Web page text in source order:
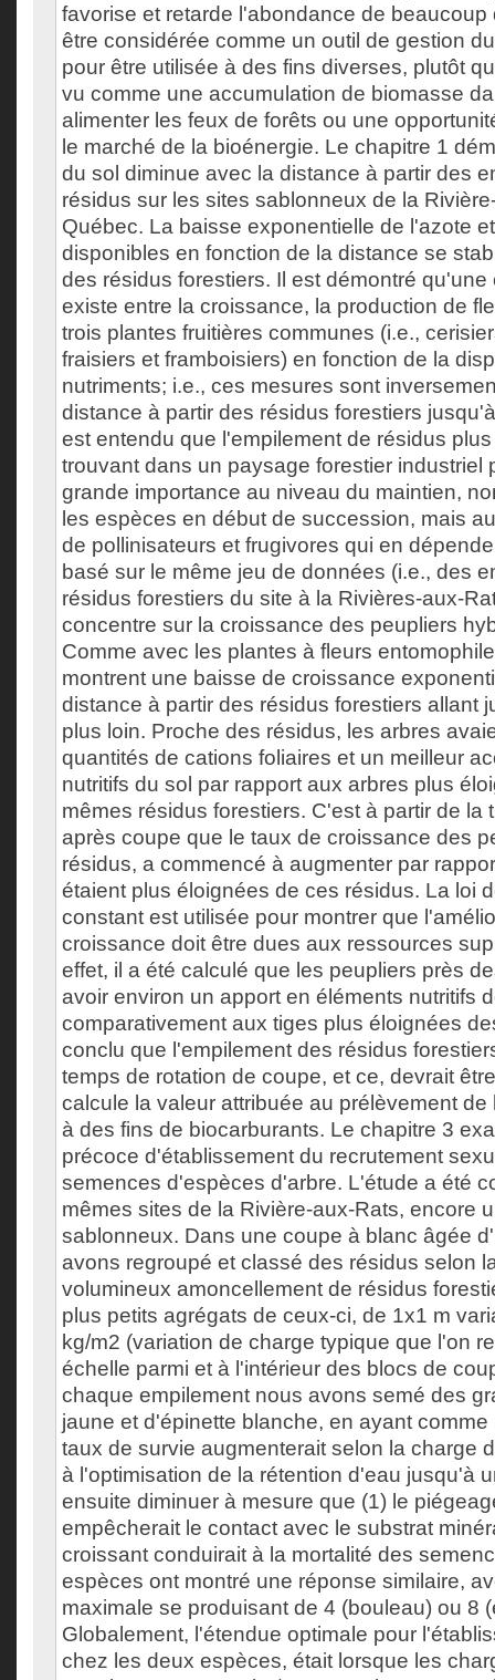
favorise et retarde l'abondance de
être considérée comme un outil de gestion
pour être utilisée à des fins diverses, plutôt
vu comme une accumulation de biomasse
alimenter les feux de forêts ou une
le marché de la bioénergie. Le chapitre 1
du sol diminue avec la distance à partir des
résidus sur les sites sablonneux de la
Québec. La baisse exponentielle de l'azote
disponibles en fonction de la distance se
des résidus forestiers. Il est démontré
existe entre la croissance, la production de
trois plantes fruitières communes (i.e.,
fraisiers et framboisiers) en fonction de la
nutriments; i.e., ces mesures sont
distance à partir des résidus forestiers
est entendu que l'empilement de résidus
trouvant dans un paysage forestier industriel
grande importance au niveau du maintien,
les espèces en début de succession, mais
de pollinisateurs et frugivores qui en
basé sur le même jeu de données (i.e., des
résidus forestiers du site à la Rivières-aux-
concentre sur la croissance des peupliers
Comme avec les plantes à fleurs
montrent une baisse de croissance
distance à partir des résidus forestiers allant
plus loin. Proche des résidus, les arbres
quantités de cations foliaires et un meilleur
nutritifs du sol par rapport aux arbres plus
mêmes résidus forestiers. C'est à partir de la
après coupe que le taux de croissance des
résidus, a commencé à augmenter par
étaient plus éloignées de ces résidus. La loi
constant est utilisée pour montrer que
croissance doit être dues aux ressources
effet, il a été calculé que les peupliers près
avoir environ un apport en éléments nutritifs
comparativement aux tiges plus éloignées
conclu que l'empilement des résidus
temps de rotation de coupe, et ce, devrait
calcule la valeur attribuée au prélèvement
à des fins de biocarburants. Le chapitre 3
précoce d'établissement du recrutement
semences d'espèces d'arbre. L'étude a été
mêmes sites de la Rivière-aux-Rats, encore
sablonneux. Dans une coupe à blanc âgée
avons regroupé et classé des résidus selon
volumineux amoncellement de résidus
plus petits agrégats de ceux-ci, de 1x1 m
kg/m2 (variation de charge typique que l'on
échelle parmi et à l'intérieur des blocs de
chaque empilement nous avons semé des
jaune et d'épinette blanche, en ayant
taux de survie augmenterait selon la charge
à l'optimisation de la rétention d'eau jusqu'à
ensuite diminuer à mesure que (1) le
empêcherait le contact avec le substrat
croissant conduirait à la mortalité des
espèces ont montré une réponse similaire,
maximale se produisant de 4 (bouleau) ou 8
Globalement, l'étendue optimale pour
chez les deux espèces, était lorsque les